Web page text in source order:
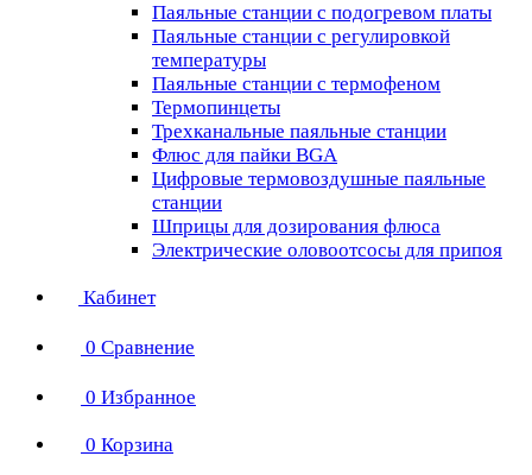
Паяльные станции с подогревом платы
Паяльные станции с регулировкой
температуры
Паяльные станции с термофеном
Термопинцеты
Трехканальные паяльные станции
Флюс для пайки BGA
Цифровые термовоздушные паяльные
станции
Шприцы для дозирования флюса
Электрические оловоотсосы для припоя
Кабинет
0 Сравнение
0 Избранное
0 Корзина